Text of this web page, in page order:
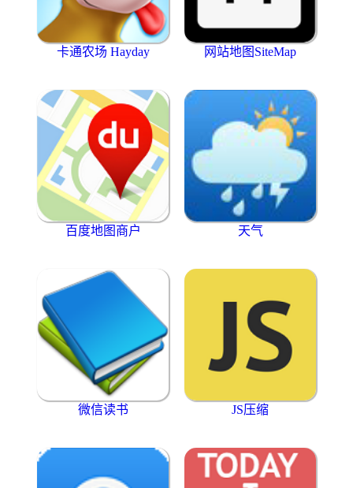
卡通农场 Hayday 网站地图SiteMap
百度地图商户 天气
微信读书 JS压缩